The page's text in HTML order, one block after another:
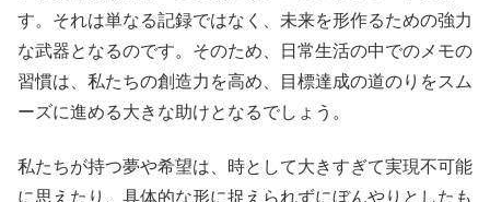
す。それは単なる記録ではなく、未来を形作るための強力
な武器となるのです。そのため、日常生活の中でのメモの
習慣は、私たちの創造力を高め、目標達成の道のりをスム
ーズに進める大きな助けとなるでしょう。
私たちが持つ夢や希望は、時として大きすぎて実現不可能
に思えたり、具体的な形に捉えられずにぼんやりとしたも